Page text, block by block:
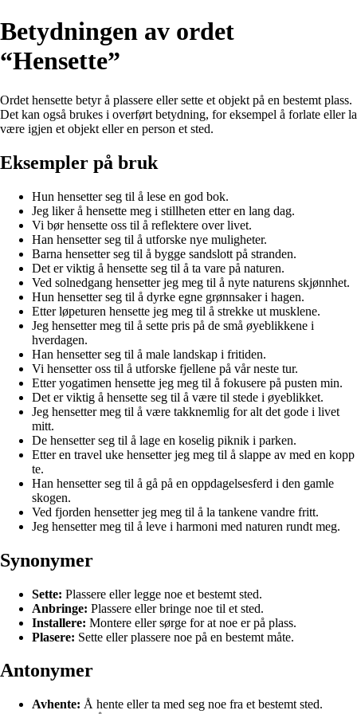
Betydningen av ordet
“Hensette”
Ordet hensette betyr å plassere eller sette et objekt på en bestemt plass.
Det kan også brukes i overført betydning, for eksempel å forlate eller la
være igjen et objekt eller en person et sted.
Eksempler på bruk
Hun hensetter seg til å lese en god bok.
Jeg liker å hensette meg i stillheten etter en lang dag.
Vi bør hensette oss til å reflektere over livet.
Han hensetter seg til å utforske nye muligheter.
Barna hensetter seg til å bygge sandslott på stranden.
Det er viktig å hensette seg til å ta vare på naturen.
Ved solnedgang hensetter jeg meg til å nyte naturens skjønnhet.
Hun hensetter seg til å dyrke egne grønnsaker i hagen.
Etter løpeturen hensette jeg meg til å strekke ut musklene.
Jeg hensetter meg til å sette pris på de små øyeblikkene i
hverdagen.
Han hensetter seg til å male landskap i fritiden.
Vi hensetter oss til å utforske fjellene på vår neste tur.
Etter yogatimen hensette jeg meg til å fokusere på pusten min.
Det er viktig å hensette seg til å være til stede i øyeblikket.
Jeg hensetter meg til å være takknemlig for alt det gode i livet
mitt.
De hensetter seg til å lage en koselig piknik i parken.
Etter en travel uke hensetter jeg meg til å slappe av med en kopp
te.
Han hensetter seg til å gå på en oppdagelsesferd i den gamle
skogen.
Ved fjorden hensetter jeg meg til å la tankene vandre fritt.
Jeg hensetter meg til å leve i harmoni med naturen rundt meg.
Synonymer
Sette: Plassere eller legge noe et bestemt sted.
Anbringe: Plassere eller bringe noe til et sted.
Installere: Montere eller sørge for at noe er på plass.
Plasere: Sette eller plassere noe på en bestemt måte.
Antonymer
Avhente: Å hente eller ta med seg noe fra et bestemt sted.